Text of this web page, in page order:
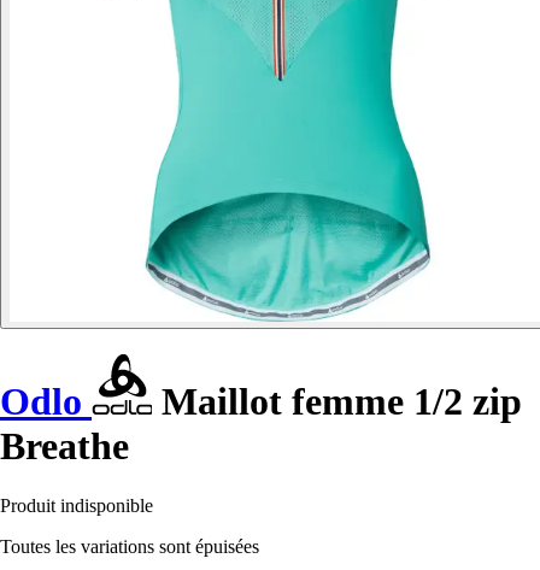
Odlo
Maillot femme 1/2 zip
Breathe
Produit indisponible
Toutes les variations sont épuisées